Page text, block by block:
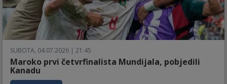
SUBOTA, 04.07.2026 | 21:45
Maroko prvi četvrfinalista Mundijala, pobjedili
Kanadu